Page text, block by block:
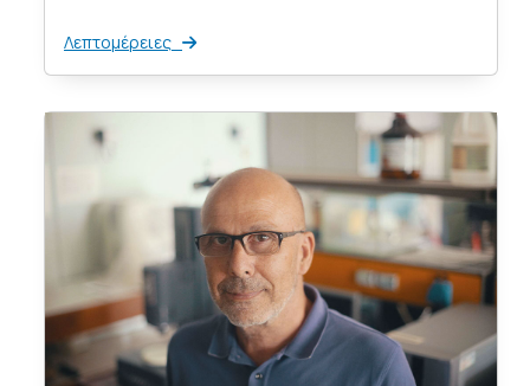
Λεπτομέρειες